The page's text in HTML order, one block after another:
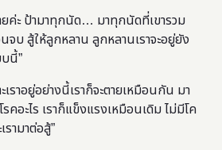
ยค่ะ ป้ามาทุกนัด… มาทุกนัดที่เขารวม
บ สู้ให้ลูกหลาน ลูกหลานเราจะอยู่ยัง
นี้”
เราอยู่อย่างนี้เราก็จะตายเหมือนกัน มา
คอะไร เราก็แข็งแรงเหมือนเดิม ไม่มีโค
รามาต่อสู้”